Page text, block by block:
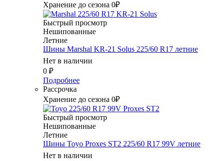
Хранение до сезона 0₽
Быстрый просмотр
Нешипованные
Летние
Шины Marshal KR-21 Solus 225/60 R17 летние
Нет в наличии
0 ₽
Подробнее
Рассрочка
Хранение до сезона 0₽
Быстрый просмотр
Нешипованные
Летние
Шины Toyo Proxes ST2 225/60 R17 99V летние
Нет в наличии